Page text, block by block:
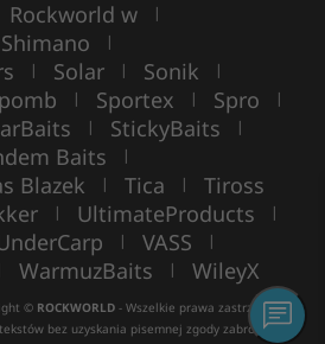
Rockworld w |
Shimano |
| Solar | Sonik |
| Sportex | Spro |
| StickyBaits |
Baits |
Blazek | Tica | Tiross
| UltimateProducts |
| VASS |
WarmuzBaits | WileyX
© ROCKWORLD - Wszelkie prawa zastrzeżone.
bez uzyskania pisemnej zgody zabronione.